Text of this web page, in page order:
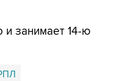
занимает 14-ю